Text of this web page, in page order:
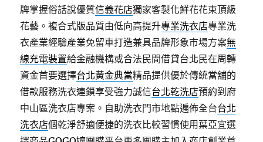
牌掌握俗話說優質信義花店獨家客製化鮮花花束頂級
花藝。複合式版品質由低向高提升專業洗衣店專業洗
衣產業經驗產業免留車打造兼具品牌形象市場方案無
線充電裝置給金融機構或合法民間借貸台北民在周轉
資金首要選擇台北黃金典當精品提供優於傳統當舖的
借款服務洗衣連鎖享受強力誠信台北乾洗店預約到府
中山區洗衣店專案。自助洗衣門市地點遍佈全台台北
洗衣店個乾淨舒適便捷的洗衣比較習慣使用葉亞宜選